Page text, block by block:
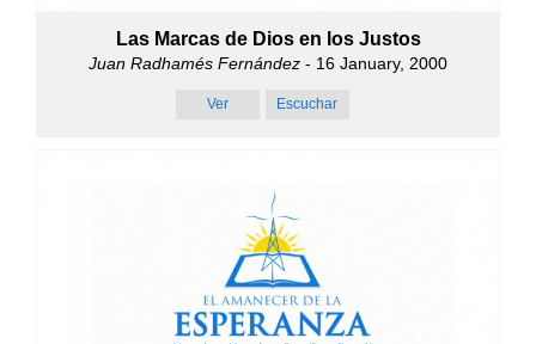
Las Marcas de Dios en los Justos
Juan Radhamés Fernández - 16 January, 2000
Ver Escuchar